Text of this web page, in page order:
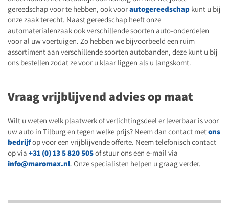
gereedschap voor te hebben, ook voorautogereedschap kunt u bij
onze zaak terecht. Naast gereedschap heeft onze
automaterialenzaak ook verschillende soorten auto-onderdelen
voor al uw voertuigen. Zo hebben we bijvoorbeeld een ruim
assortiment aan verschillende soorten autobanden, deze kunt u bij
ons bestellen zodat ze voor u klaar liggen als u langskomt.
Vraag vrijblijvend advies op maat
Wilt u weten welk plaatwerk of verlichtingsdeel er leverbaar is voor
uw auto in Tilburg en tegen welke prijs? Neem dan contact metons
bedrijfop voor een vrijblijvende offerte. Neem telefonisch contact
op via +31 (0) 13 5 820 505of stuur ons een e-mail via
info@maromax.nl. Onze specialisten helpen u graag verder.